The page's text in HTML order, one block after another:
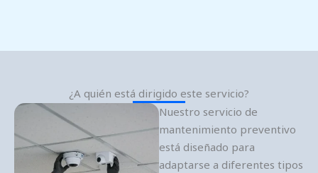
¿A quién está dirigido este servicio?
Nuestro servicio de
mantenimiento preventivo
está diseñado para
adaptarse a diferentes tipos